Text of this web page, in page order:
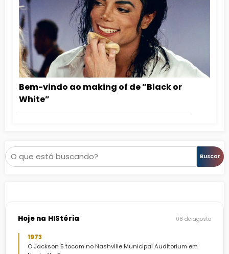
Bem-vindo ao making of de ”Black or
White”
Pesquisar Buscar
Hoje na HIStória 08 de agosto
1973
O Jackson 5 tocam no Nashville Municipal Auditorium em